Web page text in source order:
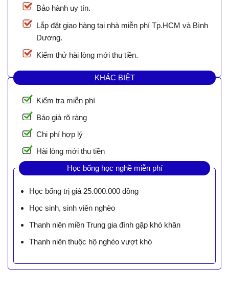
Bảo hành uy tín.
Lắp đặt giao hàng tại nhà miễn phí Tp.HCM và Bình
Dương.
Kiểm thử hài lòng mới thu tiền.
KHÁC BIỆT
Kiểm tra miễn phí
Báo giá rõ ràng
Chi phí hợp lý
Hài lòng mới thu tiền
Học bổng học nghề miễn phí
Học bổng trị giá 25.000.000 đồng
Học sinh, sinh viên nghèo
Thanh niên miền Trung gia đình gặp khó khăn
Thanh niên thuộc hộ nghèo vượt khó